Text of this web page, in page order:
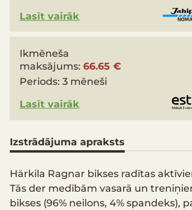
Lasīt vairāk
Ikmēneša
maksājums:66.65 €
Periods:3 mēneši
Lasīt vairāk
Izstrādājuma apraksts
Härkila Ragnar bikses radītas
Tās der medībām vasarā un
bikses (96% neilons, 4% spandeks),